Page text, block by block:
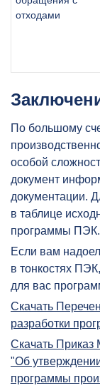
отходами
По большому
особой
документ
документации.
в таблице
программы ПЭК.
Если вам
в тонкостях
для вас
Скачать
разработки
Скачать Приказ
"Об
программы